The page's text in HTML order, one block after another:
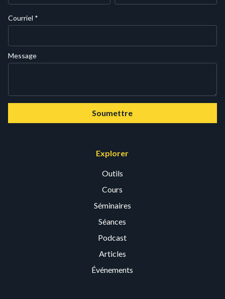
Courriel *
Message
Soumettre
Explorer
Outils
Cours
Séminaires
Séances
Podcast
Articles
Événements